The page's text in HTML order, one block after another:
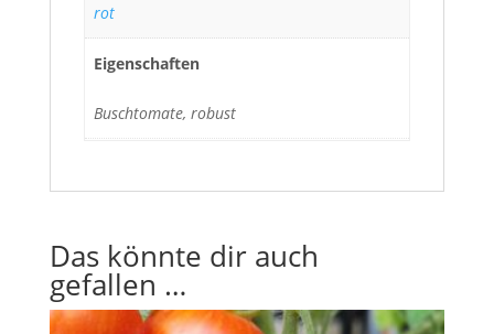
rot
Eigenschaften
Buschtomate, robust
Das könnte dir auch
gefallen …